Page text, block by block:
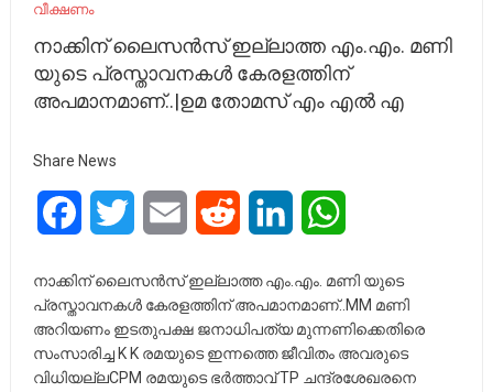
വീക്ഷണം
നാക്കിന് ലൈസൻസ് ഇല്ലാത്ത എം.എം. മണി
യുടെ പ്രസ്താവനകൾ കേരളത്തിന്‌
അപമാനമാണ്..|ഉമ തോമസ് എം എൽ എ
Share News
FacebookTwitter Email Reddit LinkedIn
നാക്കിന് ലൈസൻസ് ഇല്ലാത്ത എം.എം. മണി യുടെ
പ്രസ്താവനകൾ കേരളത്തിന്‌ അപമാനമാണ്..MM മണി
അറിയണം ഇടതുപക്ഷ ജനാധിപത്യ മുന്നണിക്കെതിരെ
സംസാരിച്ച K K രമയുടെ ഇന്നത്തെ ജീവിതം അവരുടെ
വിധിയല്ലCPM രമയുടെ ഭർത്താവ് TP ചന്ദ്രശേഖരനെ